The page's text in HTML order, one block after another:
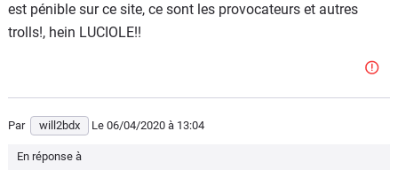
est pénible sur ce site, ce sont les provocateurs et autres
trolls!, hein LUCIOLE!!
Par will2bdx Le 06/04/2020 à 13:04
En réponse à